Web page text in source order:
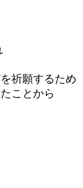
祈願するため
ことから